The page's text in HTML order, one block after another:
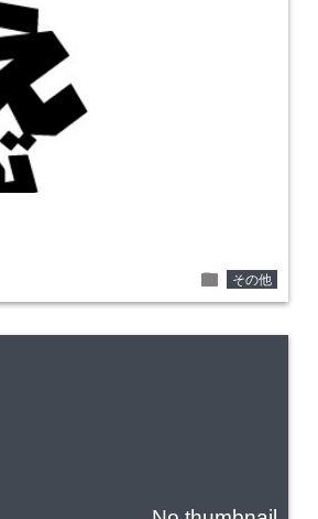
folder その他